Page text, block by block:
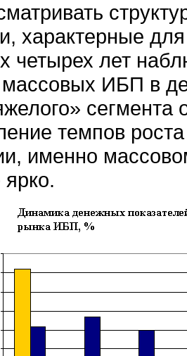
характерные
четырех лет
массовых ИБП в
сегмента
темпов
именно